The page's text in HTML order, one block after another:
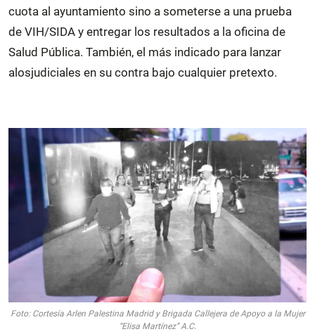
cuota al ayuntamiento sino a someterse a una prueba
de VIH/SIDA y entregar los resultados a la oficina de
Salud Pública. También, el más indicado para lanzar
alosjudiciales en su contra bajo cualquier pretexto.
Foto: Cortesía Arlen Palestina Madrid y Brigada Callejera de Apoyo a la Mujer
“Elisa Martínez” A.C.